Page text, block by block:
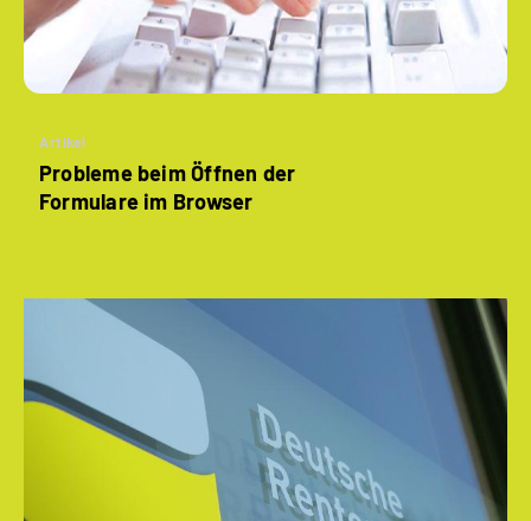
Artikel
Probleme beim Öffnen der
Formulare im Browser